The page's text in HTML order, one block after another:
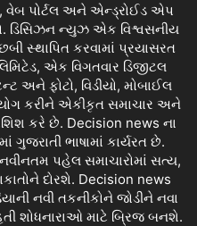
પોર્ટલ અને એન્ડ્રોઈડ એપ
ડિસિઝન ન્યુઝ એક વિશ્વસનીય
સ્થાપિત કરવામાં પ્રયાસરત
એક વિગતવાર ડિજીટલ
અને ફોટો, વિડીયો, મોબાઈલ
કરીને એકીકૃત સમાચાર અને
કરે છે. Decision news ના
ગુજરાતી ભાષામાં કાર્યરત છે.
પહેલ સમાચારોમાં સત્ય,
દોરશે. Decision news
નવી તકનીકોને જોડીને નવા
શોધનારાઓ માટે બ્રિજ બનશે.